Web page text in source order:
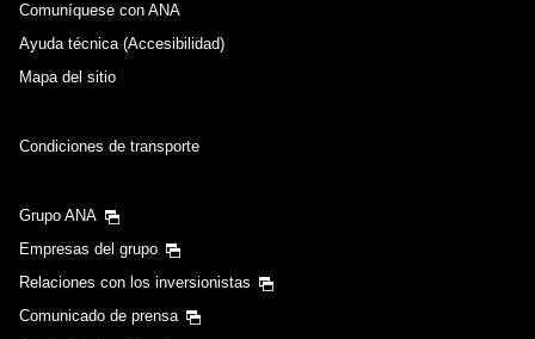
Comuníquese con ANA
Ayuda técnica (Accesibilidad)
Mapa del sitio
Condiciones de transporte
Grupo ANA
Empresas del grupo
Relaciones con los inversionistas
Comunicado de prensa